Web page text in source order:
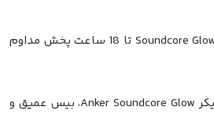
عمر باتری اسپیکر انکر Soundcore Glow تا 18 ساعت پخش مداوم
فناوری BassUp در اسپیکر Anker Soundcore Glow، بیس عمیق و